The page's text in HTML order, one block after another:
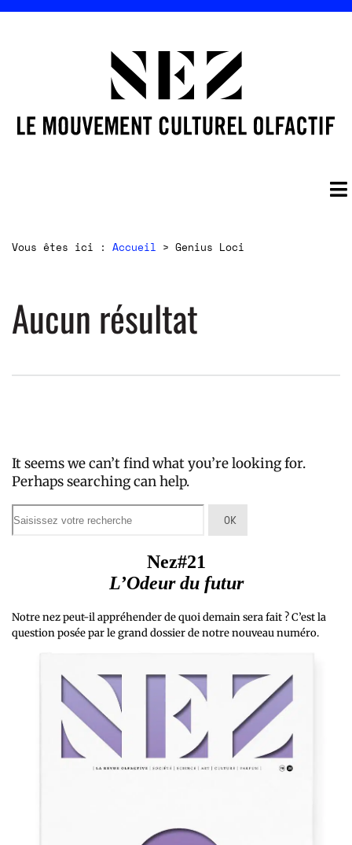
Vous êtes ici : Accueil > Genius Loci
Aucun résultat
It seems we can’t find what you’re looking for.
Perhaps searching can help.
Nez#21
L’Odeur du futur
Notre nez peut-il appréhender de quoi demain sera fait ? C’est la
question posée par le grand dossier de notre nouveau numéro.